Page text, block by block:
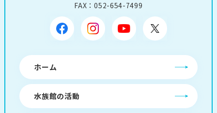
FAX：052-654-7499
ホーム
水族館の活動